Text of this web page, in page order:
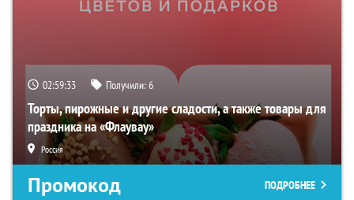
02:59:32 Получили:6
Торты, пирожные и другие сладости, а также товары для
праздника на «Флаувау»
Россия
Промокод ПОДРОБНЕЕ